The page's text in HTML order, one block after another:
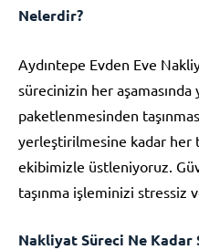
Nelerdir?
Aydıntepe Evden Eve
sürecinizin her aşamasında
paketlenmesinden
yerleştirilmesine kadar her
ekibimizle üstleniyoruz.
taşınma işleminizi stressiz
Nakliyat Süreci Ne Kadar